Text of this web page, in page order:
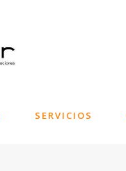
SERVICIOS